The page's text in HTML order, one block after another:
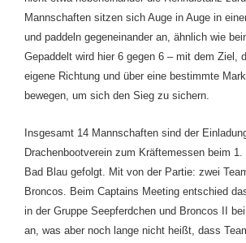
Mannschaften sitzen sich Auge in Auge in
und paddeln gegeneinander an, ähnlich wie
Gepaddelt wird hier 6 gegen 6 – mit dem Ziel,
eigene Richtung und über eine bestimmte
bewegen, um sich den Sieg zu sichern.
Insgesamt 14 Mannschaften sind der
Drachenbootverein zum Kräftemessen beim 1.
Bad Blau gefolgt. Mit von der Partie: zwei
Broncos. Beim Captains Meeting entschied
in der Gruppe Seepferdchen und Broncos II
an, was aber noch lange nicht heißt, dass